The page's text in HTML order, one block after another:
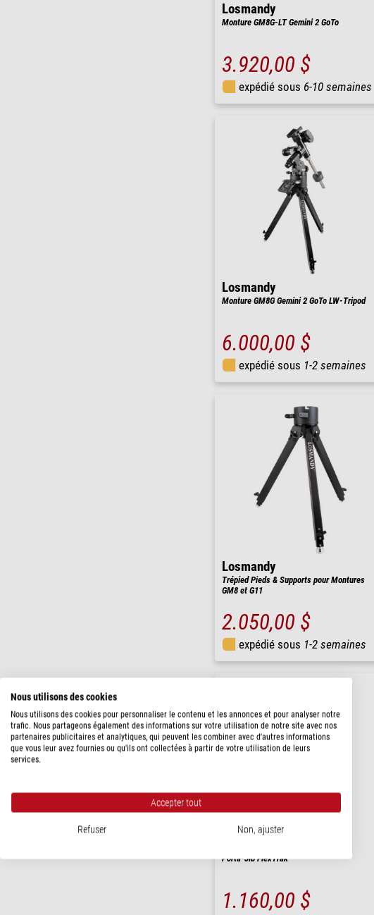
Losmandy
Monture GM8G-LT Gemini 2 GoTo
3.920,00 $
expédié sous 6-10 semaines
Losmandy
Monture GM8G Gemini 2 GoTo LW-Tripod
6.000,00 $
expédié sous 1-2 semaines
Losmandy
Trépied Pieds & Supports pour Montures
GM8 et G11
2.050,00 $
expédié sous 1-2 semaines
Porta-Jib FlexTrak
1.160,00 $
Nous utilisons des cookies
Nous utilisons des cookies pour personnaliser le contenu et les annonces et pour analyser notre
trafic. Nous partageons également des informations sur votre utilisation de notre site avec nos
partenaires publicitaires et analytiques, qui peuvent les combiner avec d'autres informations
que vous leur avez fournies ou qu'ils ont collectées à partir de votre utilisation de leurs
services.
Accepter tout
Refuser Non, ajuster